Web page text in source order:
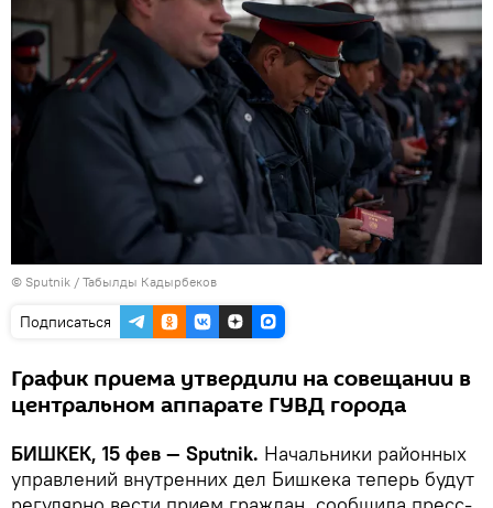
© Sputnik / Табылды Кадырбеков
Подписаться
График приема утвердили на совещании в
центральном аппарате ГУВД города
БИШКЕК, 15 фев — Sputnik. Начальники районных
управлений внутренних дел Бишкека теперь будут